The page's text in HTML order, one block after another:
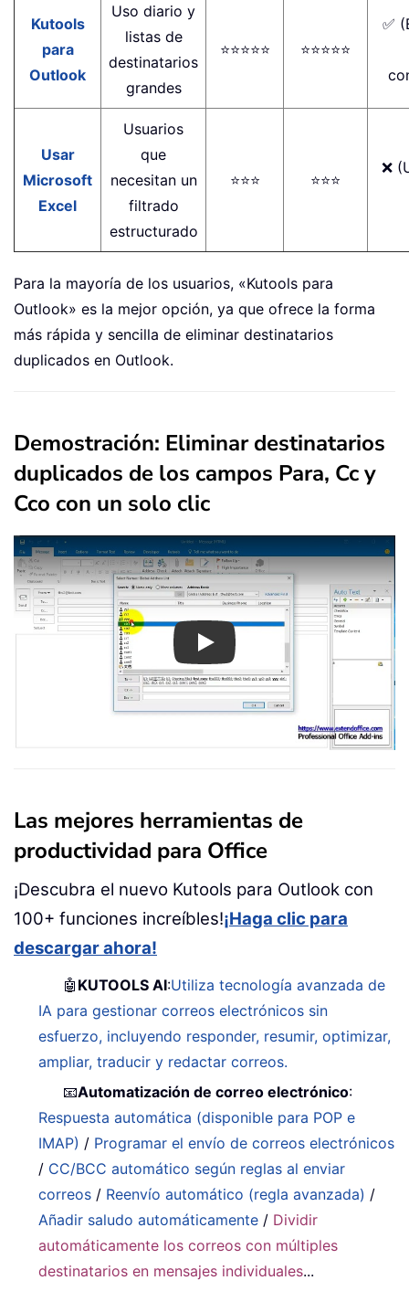
Kutools
para
Outlook
Uso diario y
listas de
destinatarios
grandes
⭐⭐⭐⭐⭐ ⭐⭐⭐⭐⭐
✅
Usar
Microsoft
Excel
Usuarios
que
necesitan un
filtrado
estructurado
⭐⭐⭐ ⭐⭐⭐
❌
Para la mayoría de los usuarios, «Kutools para
Outlook» es la mejor opción, ya que ofrece la forma
más rápida y sencilla de eliminar destinatarios
duplicados en Outlook.
Demostración: Eliminar destinatarios
duplicados de los campos Para, Cc y
Cco con un solo clic
Play
Las mejores herramientas de
productividad para Office
¡Descubra el nuevo Kutools para Outlook con
100+ funciones increíbles!¡Haga clic para
descargar ahora!
🤖 KUTOOLS AI:Utiliza tecnología avanzada de
IA para gestionar correos electrónicos sin
esfuerzo, incluyendo responder, resumir, optimizar,
ampliar, traducir y redactar correos.
📧Automatización de correo electrónico:
Respuesta automática (disponible para POP e
IMAP) / Programar el envío de correos electrónicos
/ CC/BCC automático según reglas al enviar
correos / Reenvío automático (regla avanzada) /
Añadir saludo automáticamente / Dividir
automáticamente los correos con múltiples
destinatarios en mensajes individuales...